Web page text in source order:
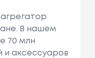
В нашем
70 млн
и аксессуаров